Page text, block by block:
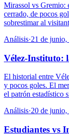
Mirassol vs Gremio:
cerrado, de pocos
sobrestimar al
Análisis·21 de junio,
Vélez-Instituto:
El historial entre
y pocos goles. El
el patrón estadístico
Análisis·20 de junio,
Estudiantes vs